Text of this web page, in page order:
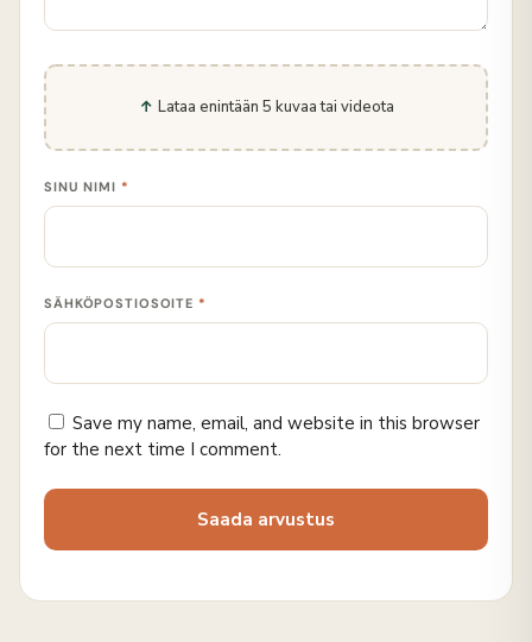
Lataa enintään 5 kuvaa tai videota
SINU NIMI *
SÄHKÖPOSTIOSOITE *
Save my name, email, and website in this browser
for the next time I comment.